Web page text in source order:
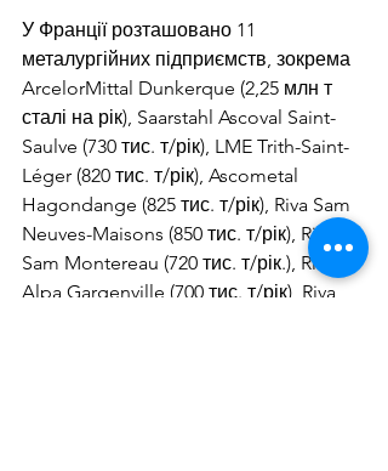
У Франції розташовано 11
металургійних підприємств, зокрема
ArcelorMittal Dunkerque (2,25 млн т
сталі на рік), Saarstahl Ascoval Saint-
Saulve (730 тис. т/рік), LME Trith-Saint-
Léger (820 тис. т/рік), Ascometal
Hagondange (825 тис. т/рік), Riva Sam
Neuves-Maisons (850 тис. т/рік), Riva
Sam Montereau (720 тис. т/рік.), Riva
Alpa Gargenville (700 тис. т/рік), Riva